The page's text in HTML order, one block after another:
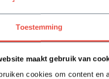
Toestemming
maakt gebruik van
cookies om content en